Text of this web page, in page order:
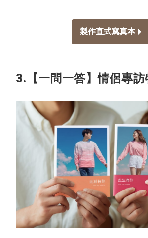
製作直式寫真本
3.【一問一答】情侶專訪